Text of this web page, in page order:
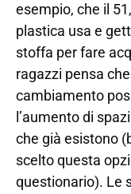
esempio, che il
plastica usa e
stoffa per fare
ragazzi pensa
cambiamento
l’aumento di
che già esistono
scelto questa
questionario). Le